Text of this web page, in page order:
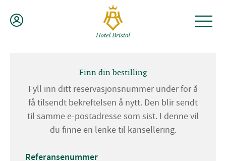
innhold
Finn din bestilling
Fyll inn ditt reservasjonsnummer under for å
få tilsendt bekreftelsen å nytt. Den blir sendt
til samme e-postadresse som sist. I denne vil
du finne en lenke til kansellering.
Referansenummer